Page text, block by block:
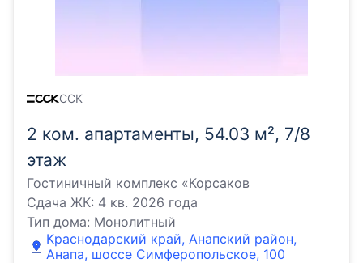
2 ком. апартаменты, 54.03 м², 7/8
этаж
Гостиничный комплекс «Корсаков
Сдача ЖК: 4 кв. 2026 года
Тип дома: Монолитный
Краснодарский край, Анапский район,
Анапа, шоссе Симферопольское, 100
ССК